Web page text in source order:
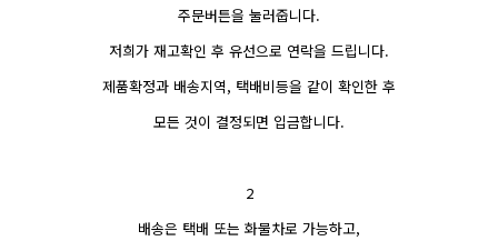
주문버튼을 눌러줍니다.
저희가 재고확인 후 유선으로 연락을 드립니다.
제품확정과 배송지역, 택배비등을 같이 확인한 후
모든 것이 결정되면 입금합니다.
2
배송은 택배 또는 화물차로 가능하고,